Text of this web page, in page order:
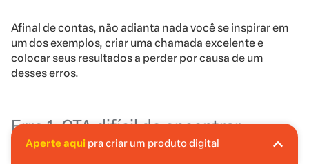
Afinal de contas, não adianta nada você se inspirar em
um dos exemplos, criar uma chamada excelente e
colocar seus resultados a perder por causa de um
desses erros.
Erro 1: CTA difícil de encontrar
A Hotmart é o lugar certo pra você criar seu
Aperte aqui pra criar um produto digital